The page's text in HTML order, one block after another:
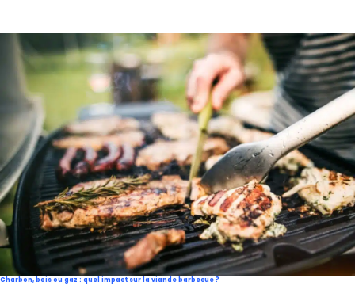
Charbon, bois ou gaz : quel impact sur la viande barbecue ?